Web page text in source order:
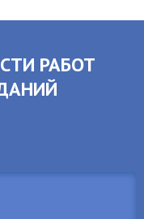
РАБОТ